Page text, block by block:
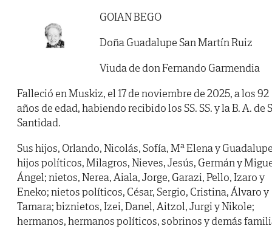
GOIAN BEGO
Doña Guadalupe San Martín Ruiz
Viuda de don Fernando Garmendia
Falleció en Muskiz, el 17 de noviembre de 2025, a los 92
años de edad, habiendo recibido los SS. SS. y la B. A. de
Santidad.
Sus hijos, Orlando, Nicolás, Sofía, Mª Elena y
hijos políticos, Milagros, Nieves, Jesús, Germán y
Ángel; nietos, Nerea, Aiala, Jorge, Garazi, Pello, Izaro y
Eneko; nietos políticos, César, Sergio, Cristina, Álvaro y
Tamara; biznietos, Izei, Danel, Aitzol, Jurgi y Nikole;
hermanos, hermanos políticos, sobrinos y demás